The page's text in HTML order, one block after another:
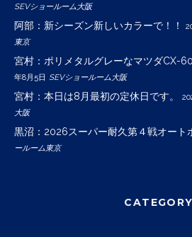
SEVショールーム大阪
阿部：新シーズン新しいカラーで！！
東京
宮村：ポリメタルグレーなマツダCX-
年8月5日 SEVショールーム大阪
宮村：本日は8月最初の定休日です。
大阪
黒沼：2026スーパー耐久第４戦オート
ールーム東京
CATEGORY